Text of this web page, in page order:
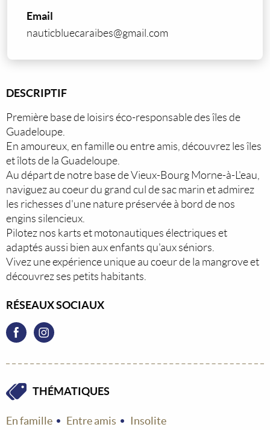
DESCRIPTIF
Première base de loisirs éco-responsable des îles de
Guadeloupe.
En amoureux, en famille ou entre amis, découvrez les îles
et îlots de la Guadeloupe.
Au départ de notre base de Vieux-Bourg Morne-à-L'eau,
naviguez au coeur du grand cul de sac marin et admirez
les richesses d'une nature préservée à bord de nos
engins silencieux.
Pilotez nos karts et motonautiques électriques et
adaptés aussi bien aux enfants qu'aux séniors.
Vivez une expérience unique au coeur de la mangrove et
découvrez ses petits habitants.
RÉSEAUX SOCIAUX
THÉMATIQUES
En famille Entre amis Insolite
Email
nauticbluecaraibes@gmail.com